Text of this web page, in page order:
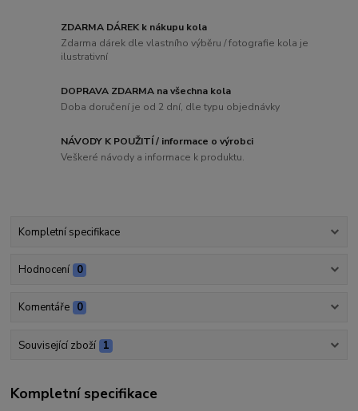
ZDARMA DÁREK k nákupu kola
Zdarma dárek dle vlastního výběru / fotografie kola je
ilustrativní
DOPRAVA ZDARMA na všechna kola
Doba doručení je od 2 dní, dle typu objednávky
NÁVODY K POUŽITÍ / informace o výrobci
Veškeré návody a informace k produktu.
Kompletní specifikace
Hodnocení 0
Komentáře 0
Související zboží 1
Kompletní specifikace